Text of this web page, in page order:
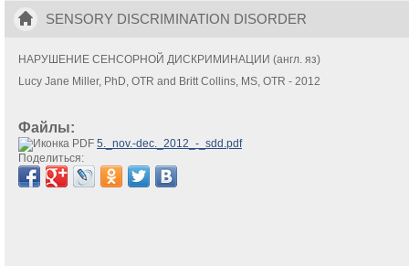
SENSORY DISCRIMINATION DISORDER
НАРУШЕНИЕ СЕНСОРНОЙ ДИСКРИМИНАЦИИ (англ. яз)
Lucy Jane Miller, PhD, OTR and Britt Collins, MS, OTR - 2012
Файлы:
5._nov.-dec._2012_-_sdd.pdf
Поделиться: